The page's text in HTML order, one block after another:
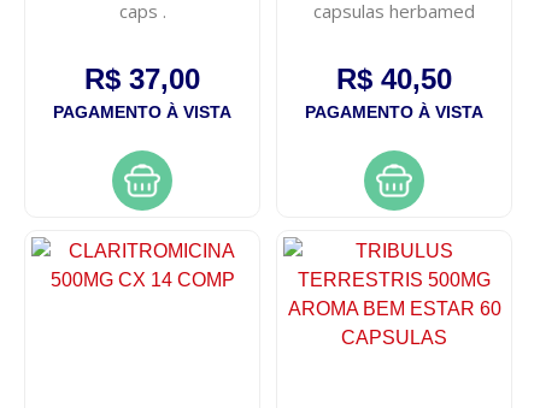
caps .
R$ 37,00
PAGAMENTO À VISTA
capsulas herbamed
R$ 40,50
PAGAMENTO À VISTA